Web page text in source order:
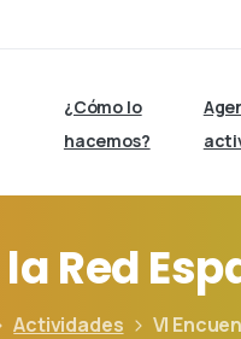
¿Cómo lo
hacemos?
laRed
Actividades VI